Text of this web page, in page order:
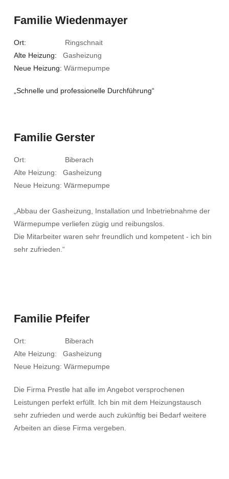
Familie Wiedenmayer
Ort: Ringschnait
Alte Heizung: Gasheizung
Neue Heizung: Wärmepumpe
„Schnelle und professionelle Durchführung“
Familie Gerster
Ort: Biberach
Alte Heizung: Gasheizung
Neue Heizung: Wärmepumpe
„Abbau der Gasheizung, Installation und Inbetriebnahme der
Wärmepumpe verliefen zügig und reibungslos.
Die Mitarbeiter waren sehr freundlich und kompetent - ich bin
sehr zufrieden.“
Familie Pfeifer
Ort: Biberach
Alte Heizung: Gasheizung
Neue Heizung: Wärmepumpe
Die Firma Prestle hat alle im Angebot versprochenen
Leistungen perfekt erfüllt. Ich bin mit dem Heizungstausch
sehr zufrieden und werde auch zukünftig bei Bedarf weitere
Arbeiten an diese Firma vergeben.